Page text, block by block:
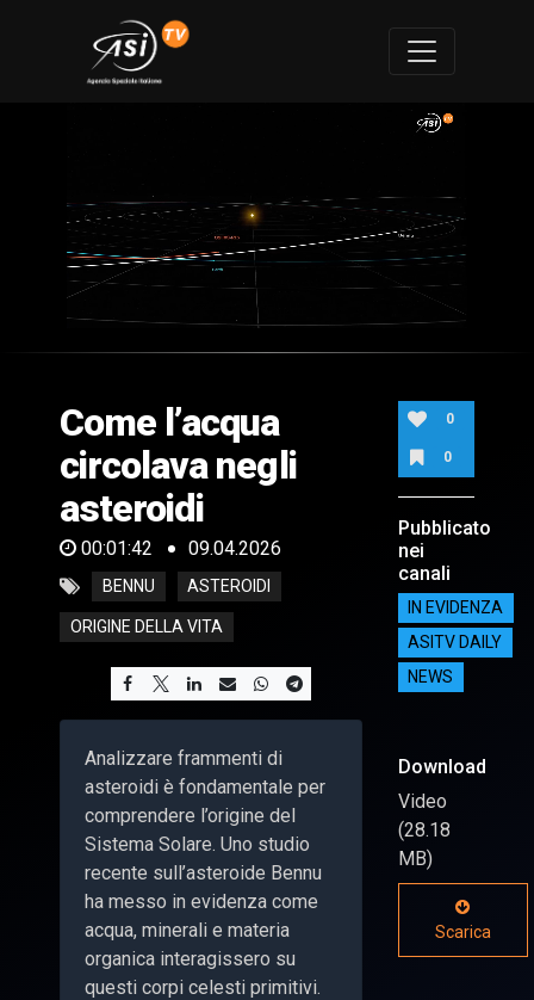
of
42
seconds
Come l’acqua
circolava negli
asteroidi
00:01:42 09.04.2026
BENNU ASTEROIDI
ORIGINE DELLA VITA
Analizzare frammenti di
asteroidi è fondamentale per
comprendere l’origine del
Sistema Solare. Uno studio
recente sull’asteroide Bennu
ha messo in evidenza come
acqua, minerali e materia
organica interagissero su
questi corpi celesti primitivi.
0
0
Pubblicato
nei
canali
IN EVIDENZA
ASITV DAILY
NEWS
Download
Video
(28.18
MB)
Scarica